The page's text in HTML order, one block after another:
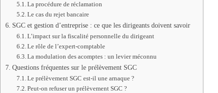
La procédure de réclamation
Le cas du rejet bancaire
SGC et gestion d’entreprise : ce que les dirigeants doivent savoir
L’impact sur la fiscalité personnelle du dirigeant
Le rôle de l’expert-comptable
La modulation des acomptes : un levier méconnu
Questions fréquentes sur le prélèvement SGC
Le prélèvement SGC est-il une arnaque ?
Peut-on refuser un prélèvement SGC ?